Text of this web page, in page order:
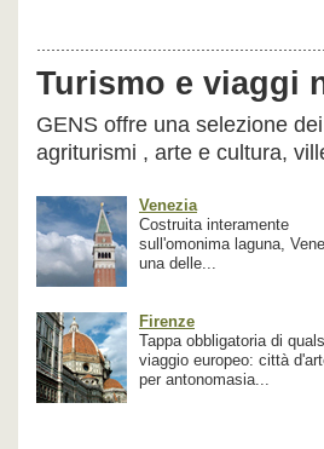
Turismo e viaggi
GENS offre una selezione
agriturismi , arte e cultura,
Venezia
Costruita interamente
sull'omonima laguna,
una delle...
Firenze
Tappa obbligatoria di
viaggio europeo: città
per antonomasia...